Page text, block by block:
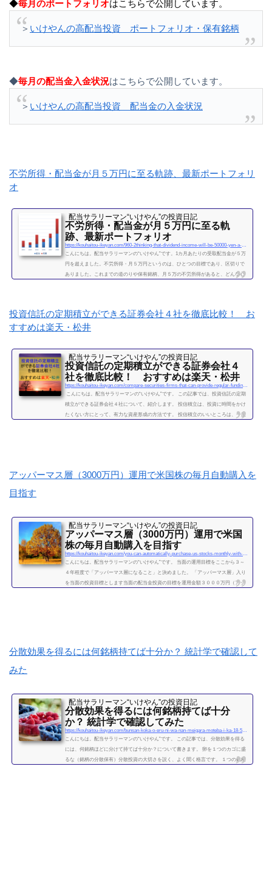
◆毎月のポートフォリオはこちらで公開しています。
＞ いけやんの高配当投資 ポートフォリオ・保有銘柄
◆毎月の配当金入金状況はこちらで公開しています。
＞ いけやんの高配当投資 配当金の入金状況
不労所得・配当金が月５万円に至る軌跡、最新ポートフォリ
オ
配当サラリーマン“いけやん”の投資日記 ​
不労所得・配当金が月５万円に至る軌
跡、最新ポートフォリオ
https://kouhaitou-ikeyan.com/960-2thinking-that-dividend-income-will-be-50000-yen-a-month
こんにちは。配当サラリーマンの“いけやん”です。1カ月あたりの受取配当金が５万
円を超えました。不労所得・月５万円というのは、ひとつの目標であり、区切りで
ありました。これまでの道のりや保有銘柄、月５万の不労所得があると、どんな心
2019年になり、不労所得という名の受取配当金が月額５万...
続きを読む
投資信託の定期積立ができる証券会社４社を徹底比較！ お
すすめは楽天・松井
配当サラリーマン“いけやん”の投資日記 ​
投資信託の定期積立ができる証券会社４
社を徹底比較！ おすすめは楽天・松井
https://kouhaitou-ikeyan.com/compare-securities-firms-that-can-provide-regular-funding-for-mutual-funds
こんにちは。配当サラリーマンの“いけやん”です。 この記事では、投資信託の定期
積立ができる証券会社４社について、紹介します。 投信積立は、投資に時間をかけ
たくない方にとって、有力な資産形成の方法です。 投信積立のいいところは、一度
続きを読む
アッパーマス層（3000万円）運用で米国株の毎月自動購入を
目指す
配当サラリーマン“いけやん”の投資日記 ​
アッパーマス層（3000万円）運用で米国
株の毎月自動購入を目指す
https://kouhaitou-ikeyan.com/you-can-automatically-purchase-us-stocks-monthly-with-upper-mass-management
こんにちは。配当サラリーマンの“いけやん”です。 当面の運用目標をここから３～
４年程度で「アッパーマス層になること」と決めました。 「アッパーマス層」入り
を当面の投資目標とします当面の配当金投資の目標を運用金額３０００万円（アッ
分散効果を得るには何銘柄持てば十分か？ 統計学で確認して
みた
配当サラリーマン“いけやん”の投資日記 ​
分散効果を得るには何銘柄持てば十分
か？ 統計学で確認してみた
https://kouhaitou-ikeyan.com/bunsan-koka-o-eru-ni-wa-nan-meigara-moteba-i-ka-18-5000-how-many-stocks-should-i-have-for-the-diversification-effect
こんにちは。配当サラリーマンの“いけやん”です。 この記事では、分散効果を得る
には、何銘柄ほどに分けて持てば十分か？について書きます。 卵を１つのカゴに盛
るな（銘柄の分散保有）分散投資の大切さを説く、よく聞く格言です。 １つの銘柄